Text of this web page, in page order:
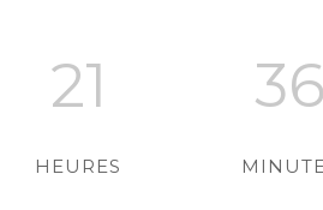
21
HEURES
36